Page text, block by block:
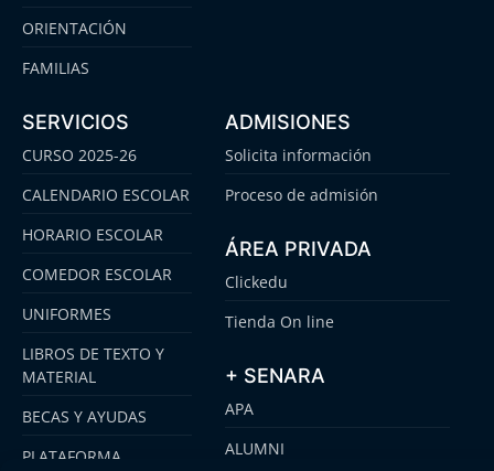
ORIENTACIÓN
FAMILIAS
SERVICIOS
CURSO 2025-26
CALENDARIO ESCOLAR
HORARIO ESCOLAR
COMEDOR ESCOLAR
UNIFORMES
LIBROS DE TEXTO Y
MATERIAL
BECAS Y AYUDAS
PLATAFORMA
ADMISIONES
Solicita información
Proceso de admisión
ÁREA PRIVADA
Clickedu
Tienda On line
+ SENARA
APA
ALUMNI